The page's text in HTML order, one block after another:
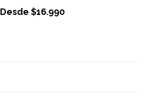
Desde $16.990